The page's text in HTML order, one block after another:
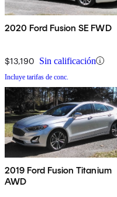
2020 Ford Fusion SE FWD
$13,190 Sin calificación
Incluye tarifas de conc.
2019 Ford Fusion Titanium
AWD